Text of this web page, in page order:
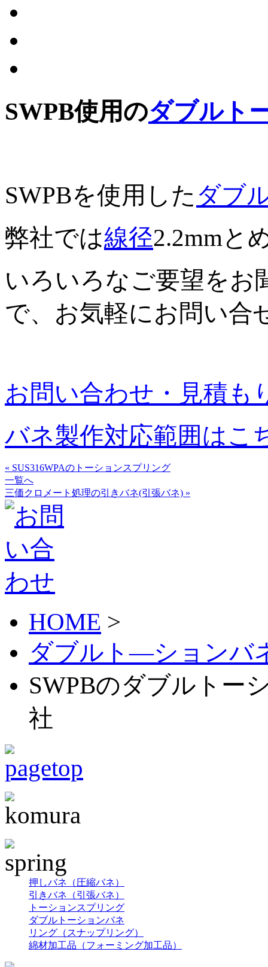
SWPB使用のダブルト
SWPBを使用した ダブ
弊社では線径2.2mmと
いろいろなご要望をお
で、お気軽にお問い合
お問い合わせ・見積も
バネ製作対応範囲はこ
« SUS316WPAのトーションスプリング
一覧へ
三価クロメート処理の引きバネ(引張バネ) »
HOME >
ダブルト―ションバ
SWPBのダブルトー
社
押しバネ（圧縮バネ）
引きバネ（引張バネ）
トーションスプリング
ダブルトーションバネ
リング（スナップリング）
綿材加工品（フォーミング加工品）